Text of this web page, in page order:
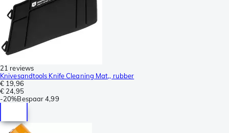
21 reviews
Knivesandtools Knife Cleaning Mat,, rubber
€ 19,96
€ 24,95
-20%Bespaar 4,99